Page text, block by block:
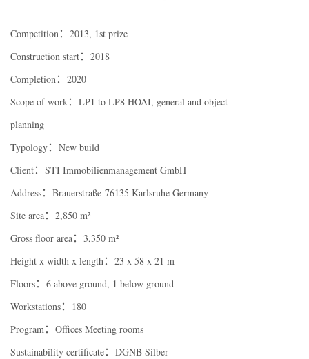
Competition ： 2013, 1st prize
Construction start： 2018
Completion ： 2020
Scope of work： LP1 to LP8 HOAI, general and object
planning
Typology： New build
Client： STI Immobilienmanagement GmbH
Address： Brauerstraße 76135 Karlsruhe Germany
Site area： 2,850 m²
Gross floor area：
3,350 m²
Height x width x length ： 23 x 58 x 21 m
Floors： 6 above ground, 1 below ground
Workstations：
180
Program ： Offices Meeting rooms
Sustainability certificate： DGNB Silber